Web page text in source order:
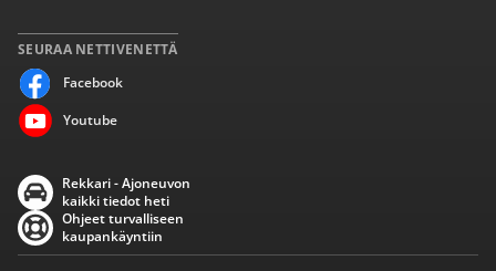
SEURAA NETTIVENETTÄ
Facebook
Youtube
Rekkari - Ajoneuvon
kaikki tiedot heti
Ohjeet turvalliseen
kaupankäyntiin